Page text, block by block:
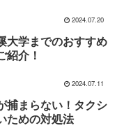
2024.07.20
大学までのおすすめ
紹介！
2024.07.11
捕まらない！タクシ
ための対処法